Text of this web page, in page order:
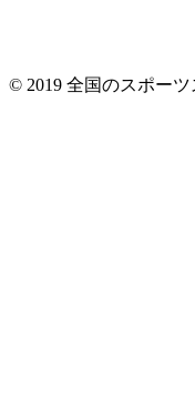
© 2019 全国のスポーツ